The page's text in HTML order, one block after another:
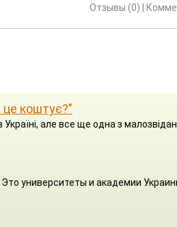
Отзывы (0)
це коштує?"
Україні, але все ще одна з
университеты и академии